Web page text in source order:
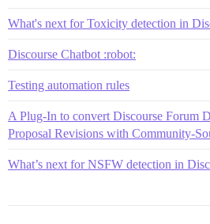
What's next for Toxicity detection in
Discourse Chatbot :robot:
Testing automation rules
A Plug-In to convert Discourse Forum
Proposal Revisions with Community-
What’s next for NSFW detection in